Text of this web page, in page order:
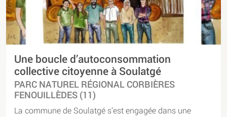
Une boucle d’autoconsommation
collective citoyenne à Soulatgé
PARC NATUREL RÉGIONAL CORBIÈRES
FENOUILLÈDES (11)
La commune de Soulatgé s’est engagée dans une